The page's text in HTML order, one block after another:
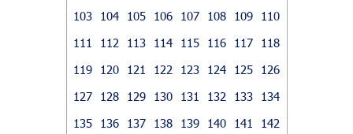
103
104 105 106 107 108 109
110
111
112 113 114 115 116 117
118
119
120 121 122 123 124 125
126
127
128 129 130 131 132 133
134
135
136 137 138 139 140 141
142